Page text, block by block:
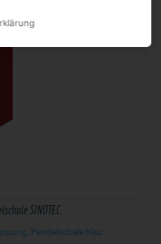
SINOTEC
Pendelschale blau